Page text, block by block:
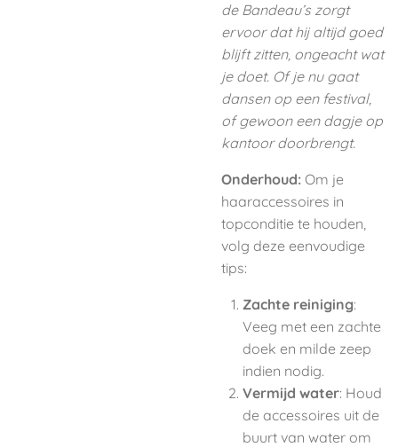
de Bandeau’s zorgt
ervoor dat hij altijd goed
blijft zitten, ongeacht wat
je doet. Of je nu gaat
dansen op een festival,
of gewoon een dagje op
kantoor doorbrengt.
Onderhoud: Om je
haaraccessoires in
topconditie te houden,
volg deze eenvoudige
tips:
Zachte reiniging:
Veeg met een zachte
doek en milde zeep
indien nodig.
Vermijd water: Houd
de accessoires uit de
buurt van water om